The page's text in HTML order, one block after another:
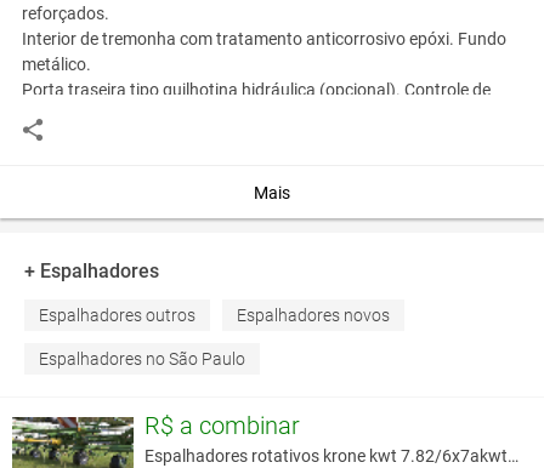
reforçados.
Interior de tremonha com tratamento anticorrosivo epóxi. Fundo
metálico.
Porta traseira tipo guilhotina hidráulica (opcional). Controle de
dosagem de descarga.
Mínimos requisitos quanto à potência necessária do trator.
embreagem mecânica incorporadas.
Pratos espalhadores com paletas de Chapa antidesgaste Hardox
Excelente acabamento de pintura automotiva com camada dupla
Pneus 24” e rodas 15,5 x 80 (não inclui calota).
Mais
+ Espalhadores
Espalhadores outros Espalhadores novos
Espalhadores no São Paulo
R$ a combinar
Espalhadores rotativos krone kwt 7.82/6x7akwt 2000